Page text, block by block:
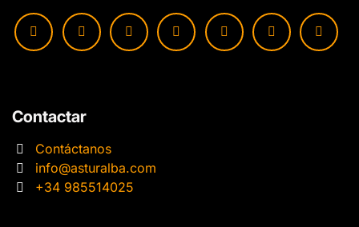
Contactar
Contáctanos
info@asturalba.com
+34 985514025